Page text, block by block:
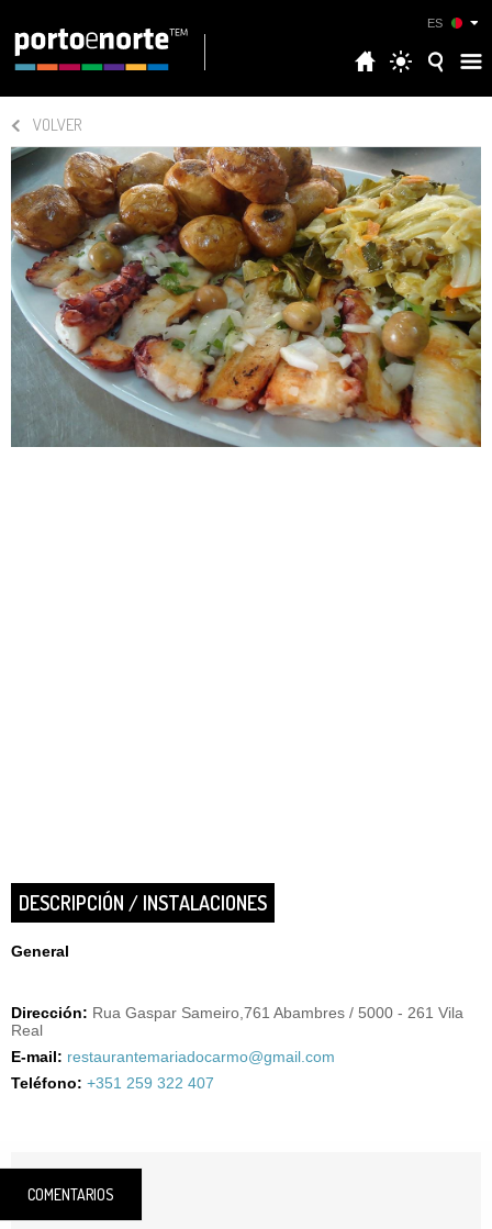
ES
VOLVER
DESCRIPCIÓN / INSTALACIONES
General
Dirección: Rua Gaspar Sameiro,761 Abambres / 5000 - 261 Vila
Real
E-mail: restaurantemariadocarmo@gmail.com
Teléfono: +351 259 322 407
COMENTARIOS